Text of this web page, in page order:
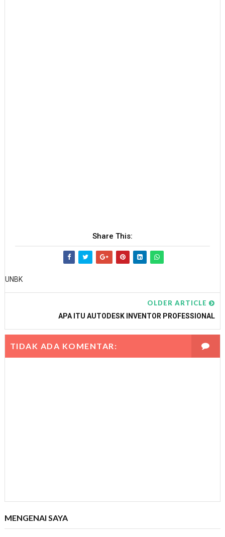
Share This:
UNBK
OLDER ARTICLE
APA ITU AUTODESK INVENTOR PROFESSIONAL
TIDAK ADA KOMENTAR:
MENGENAI SAYA